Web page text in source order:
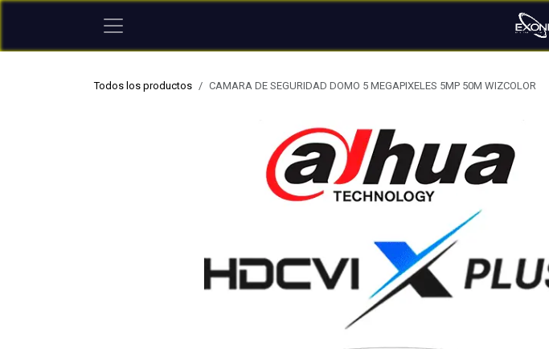
Ir al contenido
Todos los productos CAMARA DE SEGURIDAD DOMO 5 MEGAPIXELES 5MP 50M WIZCOLOR